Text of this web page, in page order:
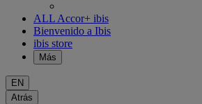
ALL Accor+ ibis
Bienvenido a Ibis
ibis store
Más
EN
Atrás